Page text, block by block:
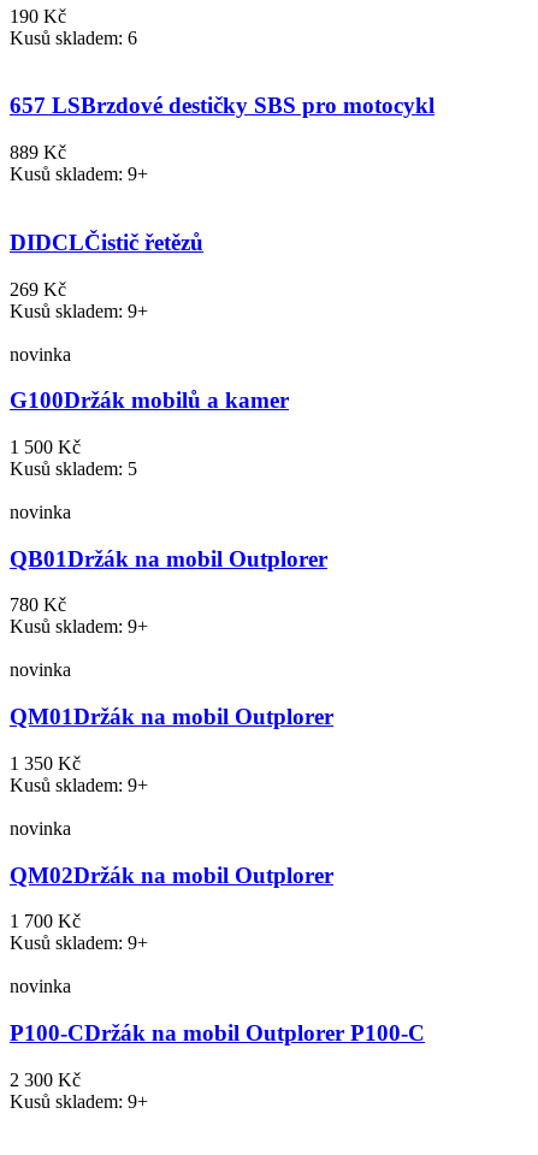
190 Kč
Kusů skladem: 6
657 LSBrzdové destičky SBS pro motocykl
889 Kč
Kusů skladem: 9+
DIDCLČistič řetězů
269 Kč
Kusů skladem: 9+
novinka
G100Držák mobilů a kamer
1 500 Kč
Kusů skladem: 5
novinka
QB01Držák na mobil Outplorer
780 Kč
Kusů skladem: 9+
novinka
QM01Držák na mobil Outplorer
1 350 Kč
Kusů skladem: 9+
novinka
QM02Držák na mobil Outplorer
1 700 Kč
Kusů skladem: 9+
novinka
P100-CDržák na mobil Outplorer P100-C
2 300 Kč
Kusů skladem: 9+